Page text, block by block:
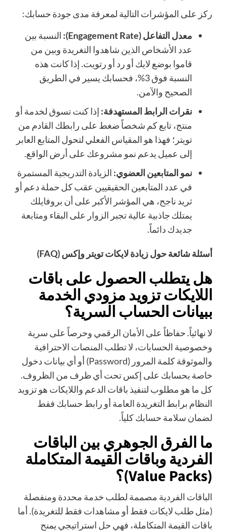
ركز على المؤشرات التالية لمعرفة مدى جودة حسابك:
معدل التفاعل (Engagement Rate):
النسبة بين
عدد الأشخاص الذين شاهدوا التغريدة وبين من
قاموا بوضع لايك أو رد أو رتويت. إذا كانت هذه
النسبة فوق 3%، فحسابك يسير في الطريق
الصحيح والآمن.
نقرات الرابط المستهدفة: إذا كنت تسوق لخدمة أو
منتج، تابع كم شخصاً ضغط على رابطك القادم من
تويتر؛ فهذا هو المقياس الفعلي لتحول المتابع العابر
إلى عميل يدعم نمو مشروعك على أرض الواقع.
نمو المتابعين العضوي: الزيادة التدريجية المستمرة
في عدد المتابعين الحقيقيين عقب كل حملة دعم أو
ثريد ناجح، هي المؤشر الأكبر على أن بروفايلك
يمتلك جاذبية عالية تجبر الزوار على البقاء ومتابعة
جديدك دائماً.
أسئلة شائعة حول زيادة لايكات تويتر وإكس (FAQ)
هل يتطلب الحصول على باقات
اللايكات تزويد مزودي الخدمة
ببيانات الحساب السرية؟
لا نهائياً. حفاظاً على الأمان الرقمي وحرصاً على سرية
وخصوصية الحسابات، لا تطلب المنصات الاحترافية
والموثوقة كلمة المرور (Password) أو أي بيانات دخول
خاصة بحسابك على إكس تحت أي ظرف من الظروف.
كل ما هو مطلوب لتنفيذ باقات الدعم واللايكات هو تزويد
النظام برابط التغريدة العامة أو رابط حسابك فقط
لضمان سلامة حسابك كلياً.
ما الفرق الجوهري بين الباقات
الفردية وباقات القيمة المتكاملة
(Value Packs)؟
الباقات الفردية مصممة لطلب خدمة محددة ومنفصلة
(مثل طلب لايكات فقط أو مشاهدات فقط للتغريدة). أما
باقات القيمة المتكاملة، فهي حل استراتيجي يمنح